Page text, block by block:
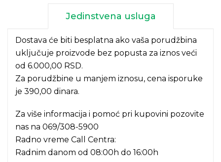
Jedinstvena usluga
Dostava će biti besplatna ako vaša porudžbina
uključuje proizvode bez popusta za iznos veći
od 6.000,00 RSD.
Za porudžbine u manjem iznosu, cena isporuke
je 390,00 dinara.
Za više informacija i pomoć pri kupovini pozovite
nas na 069/308-5900
Radno vreme Call Centra:
Radnim danom od 08:00h do 16:00h